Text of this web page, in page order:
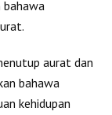
bahawa
aurat dan
bahawa
kehidupan